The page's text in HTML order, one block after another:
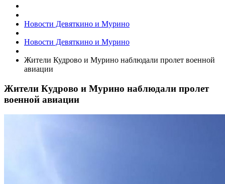
Новости Девяткино и Мурино
Новости Девяткино и Мурино
Жители Кудрово и Мурино наблюдали пролет военной
авиации
Жители Кудрово и Мурино наблюдали пролет
военной авиации